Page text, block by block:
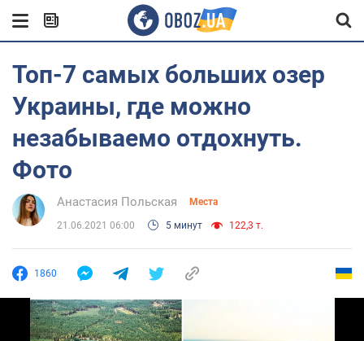
Топ-7 самых больших озер
Украины, где можно
незабываемо отдохнуть.
Фото
Анастасия Польская Места
21.06.2021 06:00 5 минут 122,3 т.
1860